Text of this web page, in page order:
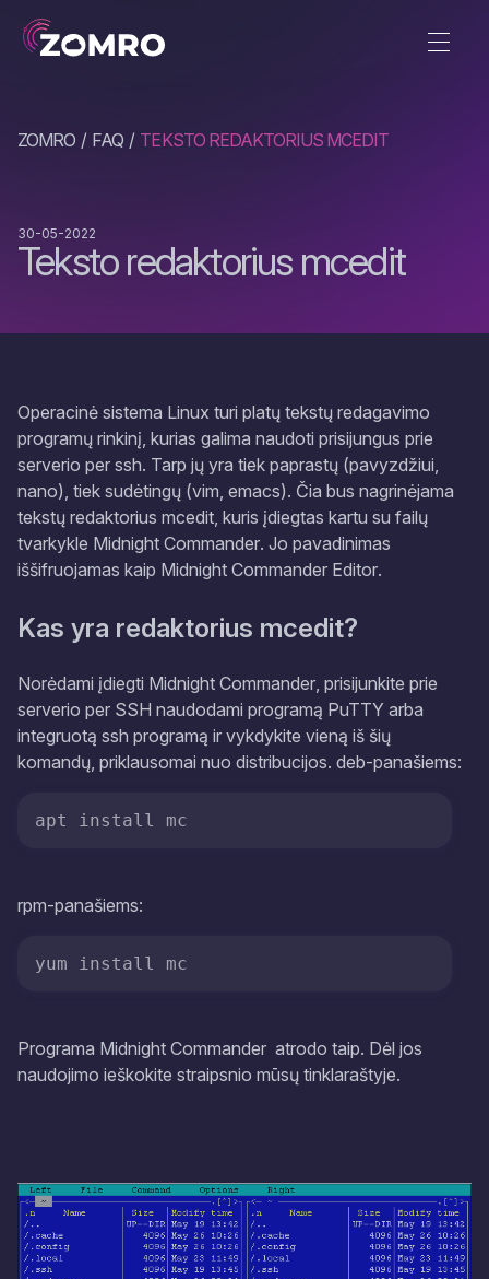
ZOMRO FAQ TEKSTO REDAKTORIUS MCEDIT
Teksto redaktorius mcedit
30-05-2022
Operacinė sistema Linux turi platų tekstų redagavimo
programų rinkinį, kurias galima naudoti prisijungus prie
serverio per ssh. Tarp jų yra tiek paprastų (pavyzdžiui,
nano), tiek sudėtingų (vim, emacs). Čia bus nagrinėjama
tekstų redaktorius mcedit, kuris įdiegtas kartu su failų
tvarkykle Midnight Commander. Jo pavadinimas
iššifruojamas kaip Midnight Commander Editor.
Kas yra redaktorius mcedit?
Norėdami įdiegti Midnight Commander, prisijunkite prie
serverio per SSH naudodami programą PuTTY arba
integruotą ssh programą ir vykdykite vieną iš šių
komandų, priklausomai nuo distribucijos. deb-panašiems:
apt install mc
rpm-panašiems:
yum install mc
Programa Midnight Commander atrodo taip. Dėl jos
naudojimo ieškokite straipsnio mūsų tinklaraštyje.